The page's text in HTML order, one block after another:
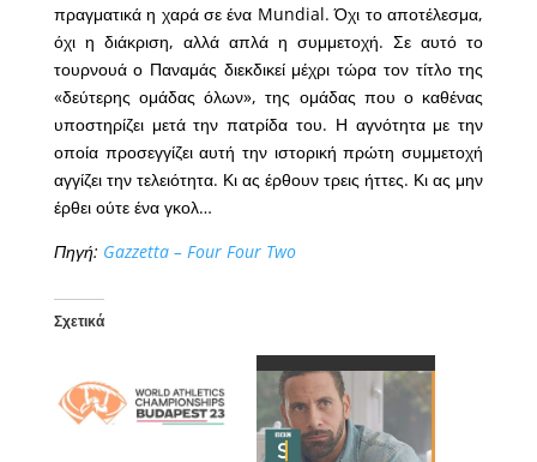
πραγματικά η χαρά σε ένα Mundial. Όχι το αποτέλεσμα,
όχι η διάκριση, αλλά απλά η συμμετοχή. Σε αυτό το
τουρνουά ο Παναμάς διεκδικεί μέχρι τώρα τον τίτλο της
«δεύτερης ομάδας όλων», της ομάδας που ο καθένας
υποστηρίζει μετά την πατρίδα του. Η αγνότητα με την
οποία προσεγγίζει αυτή την ιστορική πρώτη συμμετοχή
αγγίζει την τελειότητα. Κι ας έρθουν τρεις ήττες. Κι ας μην
έρθει ούτε ένα γκολ…
Πηγή: Gazzetta – Four Four Two
Σχετικά